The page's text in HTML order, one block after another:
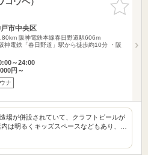
りに追加
市中央区
阪神電鉄本線春日野道駅606m
神電鉄「春日野道」駅から徒歩約10分 ・阪
～24:00
円～
ナ
場が併設されていて、クラフトビールが
は明るくキッズスペースなどもあり、…